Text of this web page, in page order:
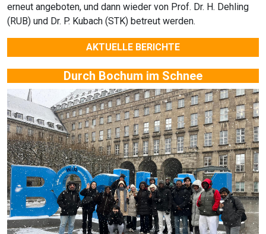
erneut angeboten, und dann wieder von Prof. Dr. H. Dehling
(RUB) und Dr. P. Kubach (STK) betreut werden.
AKTUELLE BERICHTE
Durch Bochum im Schnee